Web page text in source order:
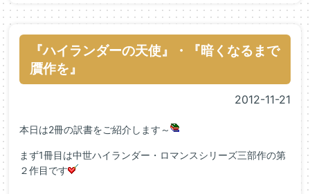
『ハイランダーの天使』・『暗くなるまで
贋作を』
2012-11-21
本日は2冊の訳書をご紹介します～
まず1冊目は中世ハイランダー・ロマンスシリーズ三部作の第
２作目です